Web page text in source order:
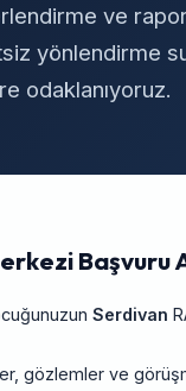
ve
yönlendirme
odaklanıyoruz.
Başvuru
Serdivan
gözlemler ve